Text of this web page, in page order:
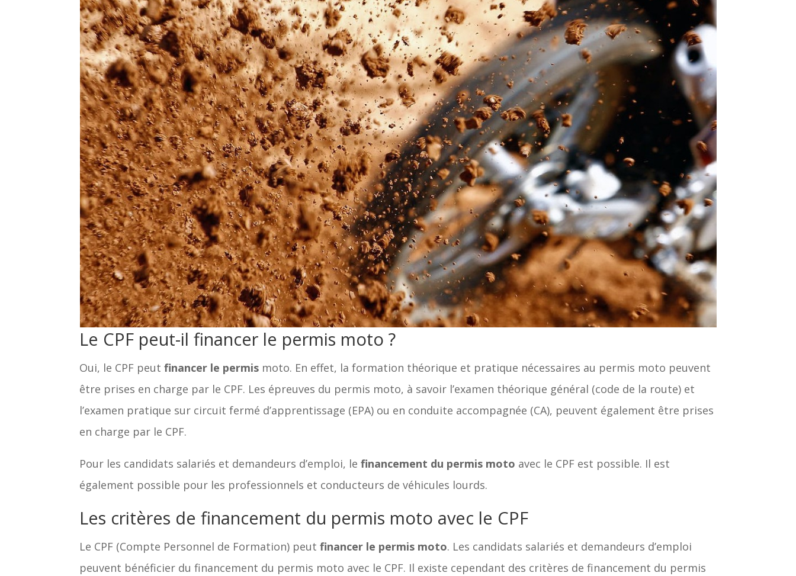
Le CPF peut-il financer le permis moto ?
Oui, le CPF peutfinancer le permis moto. En effet, la formation théorique et pratique nécessaires au permis moto peuvent
être prises en charge par le CPF. Les épreuves du permis moto, à savoir l’examen théorique général (code de la route) et
l’examen pratique sur circuit fermé d’apprentissage (EPA) ou en conduite accompagnée (CA), peuvent également être prises
en charge par le CPF.
Pour les candidats salariés et demandeurs d’emploi, lefinancement du permis moto avec le CPF est possible. Il est
également possible pour les professionnels et conducteurs de véhicules lourds.
Les critères de financement du permis moto avec le CPF
Le CPF (Compte Personnel de Formation) peutfinancer le permis moto. Les candidats salariés et demandeurs d’emploi
peuvent bénéficier du financement du permis moto avec le CPF. Il existe cependant des critères de financement du permis